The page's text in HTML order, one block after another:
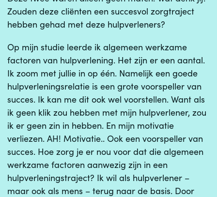
Zouden deze cliënten een succesvol zorgtraject
hebben gehad met deze hulpverleners?
Op mijn studie leerde ik algemeen werkzame
factoren van hulpverlening. Het zijn er een aantal.
Ik zoom met jullie in op één. Namelijk een goede
hulpverleningsrelatie is een grote voorspeller van
succes. Ik kan me dit ook wel voorstellen. Want als
ik geen klik zou hebben met mijn hulpverlener, zou
ik er geen zin in hebben. En mijn motivatie
verliezen. AH! Motivatie.. Ook een voorspeller van
succes. Hoe zorg je er nou voor dat die algemeen
werkzame factoren aanwezig zijn in een
hulpverleningstraject? Ik wil als hulpverlener –
maar ook als mens – terug naar de basis. Door